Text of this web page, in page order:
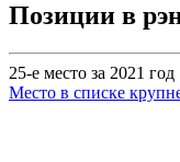
Позиции в
25-е место за 2021 год
Место в списке